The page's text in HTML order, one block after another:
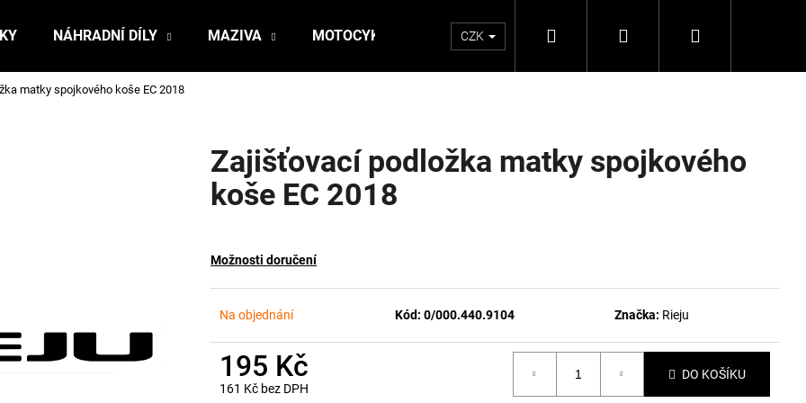
NÁHRADNÍ DÍLY MAZIVA MOTOCYKLY CZK Hledat PřihlášeníNákupní
matky spojkového koše EC 2018
Zajišťovací podložka matky spojkového
koše EC 2018
Možnosti doručení
Na objednání Kód: 0/000.440.9104 Značka: Rieju
195 Kč
161 Kč bez DPH
DO KOŠÍKU
Co potřebujete najít?
HLEDAT